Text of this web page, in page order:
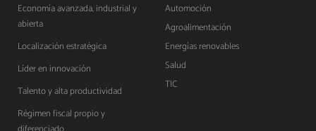
Economía avanzada, industrial y
abierta
Localización estratégica
Líder en innovación
Talento y alta productividad
Régimen fiscal propio y
Automoción
Agroalimentación
Energías renovables
Salud
TIC